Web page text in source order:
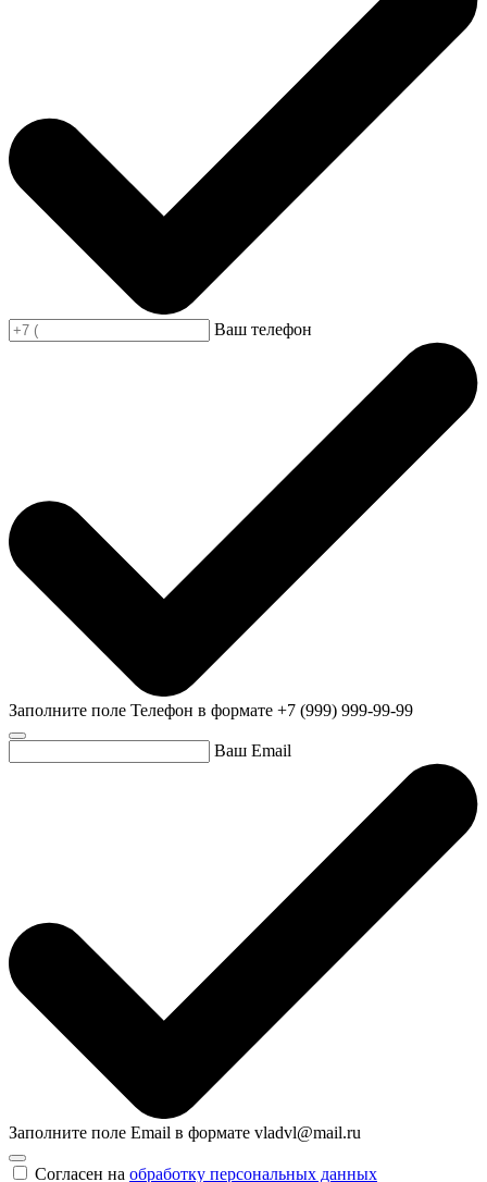
Ваш телефон
Заполните поле Телефон в формате +7 (999) 999-99-99
Ваш Email
Заполните поле Email в формате vladvl@mail.ru
Согласен на обработку персональных данных